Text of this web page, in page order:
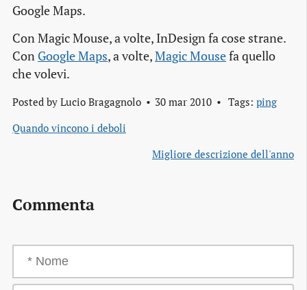
Google Maps.
Con Magic Mouse, a volte, InDesign fa cose strane.
Con Google Maps, a volte,Magic Mousefa quello
che volevi.
Posted by Lucio Bragagnolo 30 mar 2010 Tags: ping
Quando vincono i deboli
Migliore descrizione dell'anno
Commenta